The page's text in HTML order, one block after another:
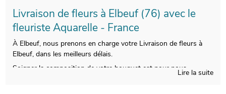
Livraison de fleurs à Elbeuf (76) avec le
fleuriste Aquarelle - France
À Elbeuf, nous prenons en charge votre Livraison de fleurs à
Elbeuf, dans les meilleurs délais.
Soigner la composition de votre bouquet est pour nousLire la suite